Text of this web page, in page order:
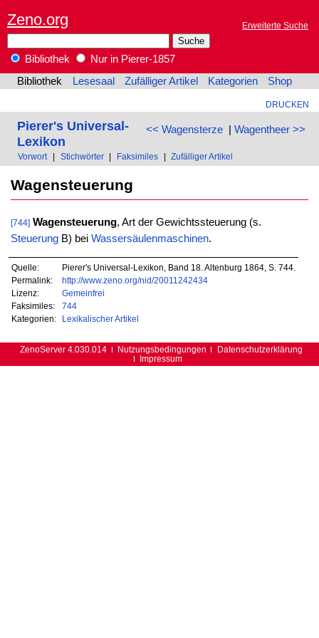
Zeno.org Erweiterte Suche
Bibliothek
Nur in Pierer-1857
Bibliothek
Lesesaal Zufälliger Artikel Kategorien Shop
DRUCKEN
<< Wagensterze| Wagentheer >>
Pierer's Universal-
Lexikon
Vorwort Stichwörter Faksimiles Zufälliger Artikel
Wagensteuerung
[744] Wagensteuerung, Art der Gewichtssteuerung (s.
SteuerungB) bei Wassersäulenmaschinen.
Quelle:
Pierer's Universal-Lexikon, Band 18. Altenburg 1864, S. 744.
Permalink:
http://www.zeno.org/nid/20011242434
Lizenz:
Gemeinfrei
Faksimiles:
744
Kategorien:
Lexikalischer Artikel
ZenoServer 4.030.014 Nutzungsbedingungen
Datenschutzerklärung
Impressum